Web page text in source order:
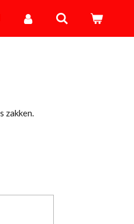
zakken.